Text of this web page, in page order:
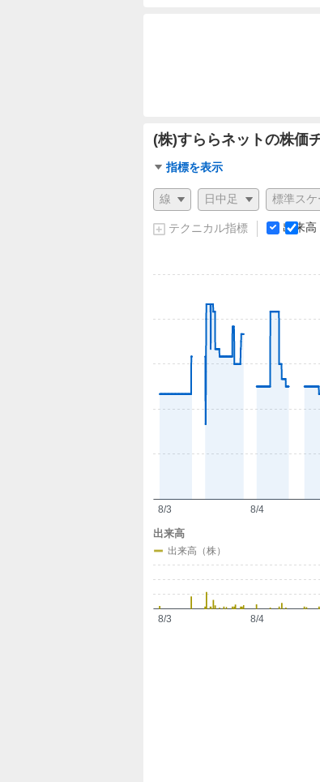
(株)すららネットの株価
チ
ャ
ー
ト
指
指標を表示
チ
ャ
ー
設
テクニカル指標 出来高
8/3 8/4
8/3 8/4
出来高
出来高（株）